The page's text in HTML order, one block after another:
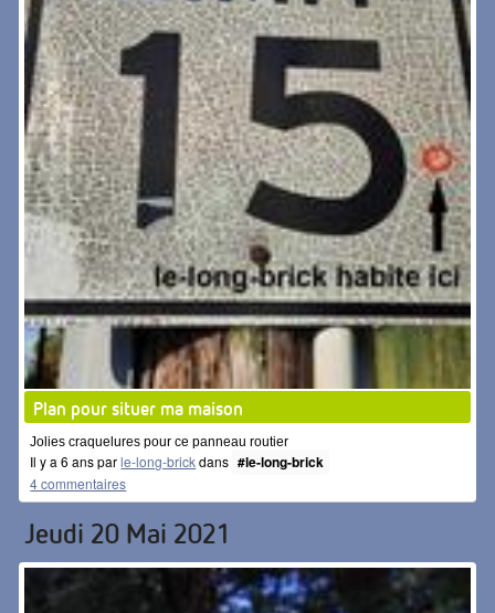
Plan pour situer ma maison
Jolies craquelures pour ce panneau routier
Il y a 6 ans parle-long-brickdans #le-long-brick
4 commentaires
Jeudi 20 Mai 2021